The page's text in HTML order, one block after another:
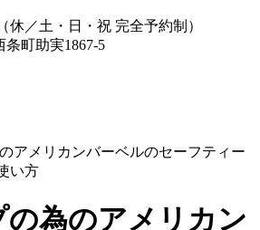
休／土・日・祝 完全予約制）
町助実1867-5
アメリカンバーベルのセーフティー
い方
為のアメリカン